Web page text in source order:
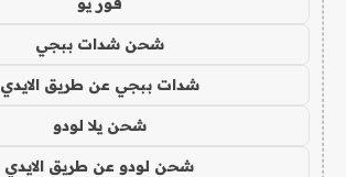
شحن شدات ببجي
شدات ببجي عن طريق الايدي
شحن يلا لودو
شحن لودو عن طريق الايدي